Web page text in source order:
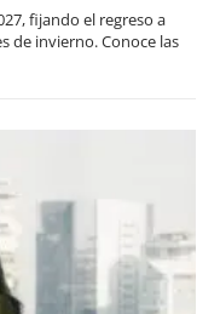
fijando el regreso a
de invierno. Conoce las